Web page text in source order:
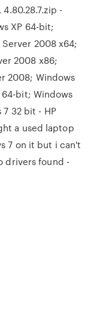
4.80.28.7.zip -
XP 64-bit;
Server 2008 x64;
2008 x86;
2008; Windows
bit; Windows
32 bit - HP
a used laptop
7 on it but i can't
drivers found -